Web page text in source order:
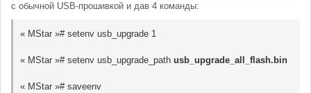
с обычной USB-прошивкой и дав 4 команды:
« MStar »# setenv usb_upgrade 1
« MStar »# setenv usb_upgrade_path usb_upgrade_all_flash.bin
« MStar »# saveenv